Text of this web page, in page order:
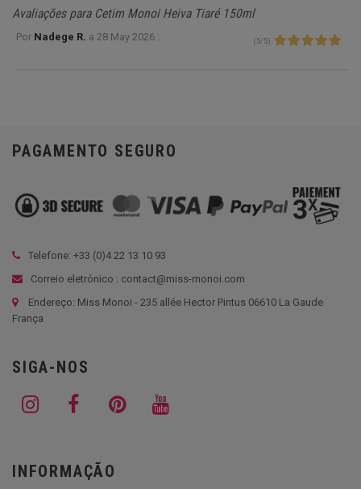
Avaliações para Cetim Monoi Heiva Tiaré 150ml
Por Nadege R. a 28 May 2026 : ( 5/ 5)
PAGAMENTO SEGURO
Telefone: +33 (0)4 22 13 10 93
Correio eletrónico : contact@miss-monoi.com
Endereço: Miss Monoi - 235 allée Hector Pintus 06610 La Gaude
França
SIGA-NOS
INFORMAÇÃO